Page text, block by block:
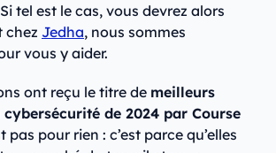
tel est le cas, vous devrez alors
chez Jedha, nous sommes
vous y aider.
ont reçu le titre de meilleurs
de 2024 par Course
pas pour rien : c’est parce qu’elles